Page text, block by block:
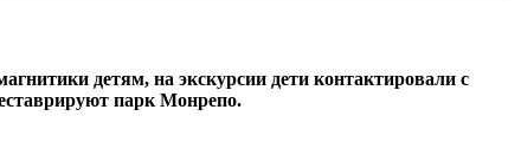
детям, на экскурсии дети контактировали с
парк Монрепо.